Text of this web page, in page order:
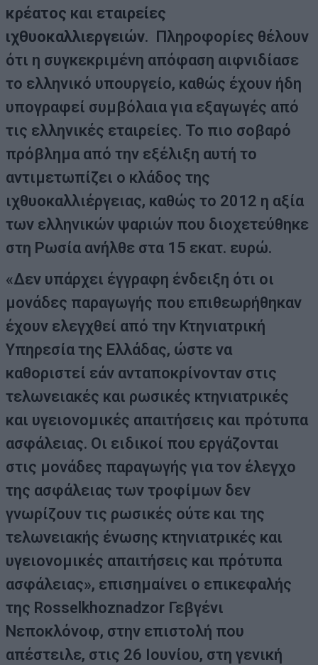
κρέατος και εταιρείες
ιχθυοκαλλιεργειών. Πληροφορίες θέλουν
ότι η συγκεκριμένη απόφαση αιφνιδίασε
το ελληνικό υπουργείο, καθώς έχουν ήδη
υπογραφεί συμβόλαια για εξαγωγές από
τις ελληνικές εταιρείες. Το πιο σοβαρό
πρόβλημα από την εξέλιξη αυτή το
αντιμετωπίζει ο κλάδος της
ιχθυοκαλλιέργειας, καθώς το 2012 η αξία
των ελληνικών ψαριών που διοχετεύθηκε
στη Ρωσία ανήλθε στα 15 εκατ. ευρώ.
«Δεν υπάρχει έγγραφη ένδειξη ότι οι
μονάδες παραγωγής που επιθεωρήθηκαν
έχουν ελεγχθεί από την Κτηνιατρική
Υπηρεσία της Ελλάδας, ώστε να
καθοριστεί εάν ανταποκρίνονταν στις
τελωνειακές και ρωσικές κτηνιατρικές
και υγειονομικές απαιτήσεις και πρότυπα
ασφάλειας. Οι ειδικοί που εργάζονται
στις μονάδες παραγωγής για τον έλεγχο
της ασφάλειας των τροφίμων δεν
γνωρίζουν τις ρωσικές ούτε και της
τελωνειακής ένωσης κτηνιατρικές και
υγειονομικές απαιτήσεις και πρότυπα
ασφάλειας», επισημαίνει ο επικεφαλής
της Rosselkhoznadzor Γεβγένι
Νεποκλόνοφ, στην επιστολή που
απέστειλε, στις 26 Ιουνίου, στη γενική